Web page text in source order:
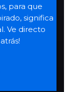
para que
significa
Ve directo